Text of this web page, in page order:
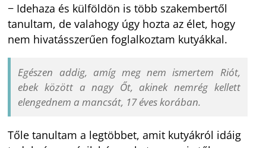
− Idehaza és külföldön is több szakembertől
tanultam, de valahogy úgy hozta az élet, hogy
nem hivatásszerűen foglalkoztam kutyákkal.
Egészen addig, amíg meg nem ismertem Riót,
ebek között a nagy Őt, akinek nemrég kellett
elengednem a mancsát, 17 éves korában.
Tőle tanultam a legtöbbet, amit kutyákról idáig